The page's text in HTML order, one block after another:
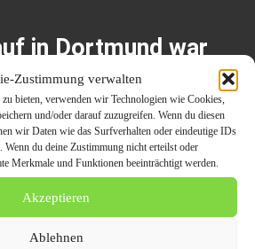
Zustimmung verwalten
bieten, verwenden wir Technologien wie Cookies,
und/oder darauf zuzugreifen. Wenn du diesen
wir Daten wie das Surfverhalten oder eindeutige IDs
Wenn du deine Zustimmung nicht erteilst oder
Merkmale und Funktionen beeinträchtigt werden.
Akzeptieren
Ablehnen
in Dortmund war
eine umfassende Lösung für den
– unabhängig vom Zustand
persönlichem Service, kostenlosen
einer schnellen Abwicklung gehört